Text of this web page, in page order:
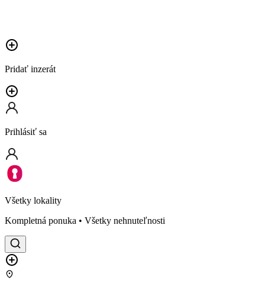
Pridať inzerát
Prihlásiť sa
Všetky lokality
Kompletná ponuka • Všetky nehnuteľnosti